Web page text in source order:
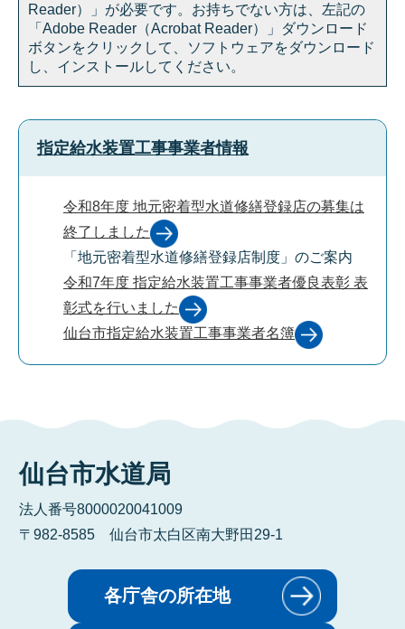
Reader）」が必要です。お持ちでない方は、左記の
「Adobe Reader（Acrobat Reader）」ダウンロード
ボタンをクリックして、ソフトウェアをダウンロード
し、インストールしてください。
指定給水装置工事事業者情報
令和8年度 地元密着型水道修繕登録店の募集は
終了しました
「地元密着型水道修繕登録店制度」のご案内
令和7年度 指定給水装置工事事業者優良表彰 表
彰式を行いました
仙台市指定給水装置工事事業者名簿
仙台市水道局
法人番号8000020041009
〒982-8585 仙台市太白区南大野田29-1
各庁舎の所在地